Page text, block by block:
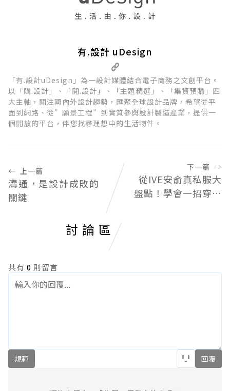
有.設計 uDesign
「有.設計uDesign」為一設計媒體結合電子商務之文創平台。
以「購.設計」、「閱.設計」、「主題精選」、「集資預購」四
大主軸，關注國內外設計趨勢，匯聚全球設計品牌，希望從平
面到網路、從”願景工程”到實質參與設計製造產業，提供一
個開放的平台，伴您找尋理想中的生活物件。
← 上一篇
溝通，是設計成敗的
關鍵
下一篇 →
從IVE安俞真私服大
盤點！學會一招穿出
討論區
共有 0 則留言
規範 回覆